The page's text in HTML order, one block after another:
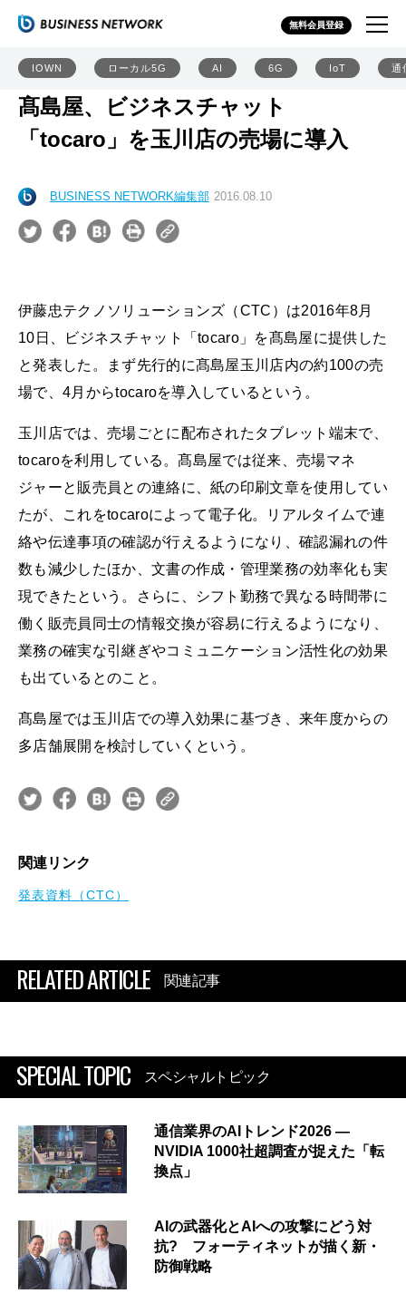
無料会員登録
IOWN ローカル5G AI 6G IoT 通
髙島屋、ビジネスチャット
「tocaro」を玉川店の売場に導入
BUSINESS NETWORK編集部 2016.08.10
伊藤忠テクノソリューションズ（CTC）は2016年8月
10日、ビジネスチャット「tocaro」を髙島屋に提供した
と発表した。まず先行的に髙島屋玉川店内の約100の売
場で、4月からtocaroを導入しているという。
玉川店では、売場ごとに配布されたタブレット端末で、
tocaroを利用している。髙島屋では従来、売場マネ
ジャーと販売員との連絡に、紙の印刷文章を使用してい
たが、これをtocaroによって電子化。リアルタイムで連
絡や伝達事項の確認が行えるようになり、確認漏れの件
数も減少したほか、文書の作成・管理業務の効率化も実
現できたという。さらに、シフト勤務で異なる時間帯に
働く販売員同士の情報交換が容易に行えるようになり、
業務の確実な引継ぎやコミュニケーション活性化の効果
も出ているとのこと。
髙島屋では玉川店での導入効果に基づき、来年度からの
多店舗展開を検討していくという。
関連リンク
発表資料（CTC）
RELATED ARTICLE 関連記事
SPECIAL TOPIC スペシャルトピック
通信業界のAIトレンド2026 ―
NVIDIA 1000社超調査が捉えた「転
換点」
AIの武器化とAIへの攻撃にどう対
抗? フォーティネットが描く新・
防御戦略